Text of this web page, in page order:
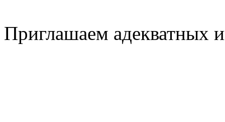
Приглашаем адекватных